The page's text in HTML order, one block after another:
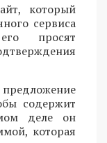
который
сервиса
просят
содержит
деле он
которая